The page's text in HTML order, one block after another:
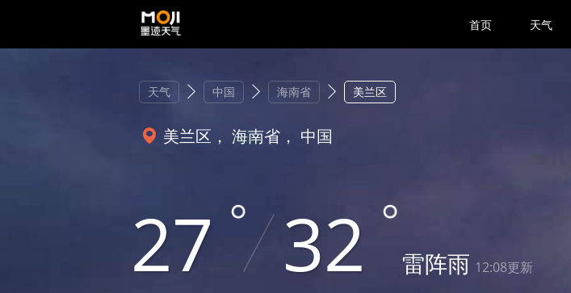
首页 天气
天气 中国 海南省 美兰区
美兰区， 海南省， 中国
27 32 雷阵雨 12:08更新